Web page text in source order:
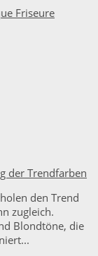
der Trendfarben
den Trend
zugleich.
Blondtöne, die